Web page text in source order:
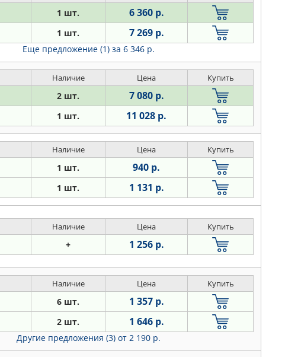
1 шт. 6 360 р.
1 шт. 7 269 р.
Еще предложение (1) за 6 346 р.
Наличие Цена Купить
2 шт. 7 080 р.
1 шт. 11 028 р.
Наличие Цена Купить
1 шт. 940 р.
1 шт. 1 131 р.
Наличие Цена Купить
+ 1 256 р.
Наличие Цена Купить
6 шт. 1 357 р.
2 шт. 1 646 р.
Другие предложения (3) от 2 190 р.